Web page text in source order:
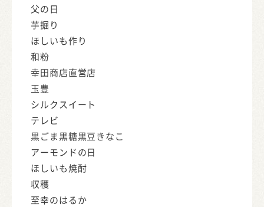
父の日
芋掘り
ほしいも作り
和粉
幸田商店直営店
玉豊
シルクスイート
テレビ
黒ごま黒糖黒豆きなこ
アーモンドの日
ほしいも焼酎
収穫
至幸のはるか